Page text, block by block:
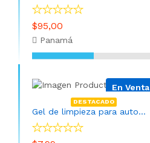
$95,00
Panamá
En Venta
DESTACADO
Gel de limpieza para automóvil